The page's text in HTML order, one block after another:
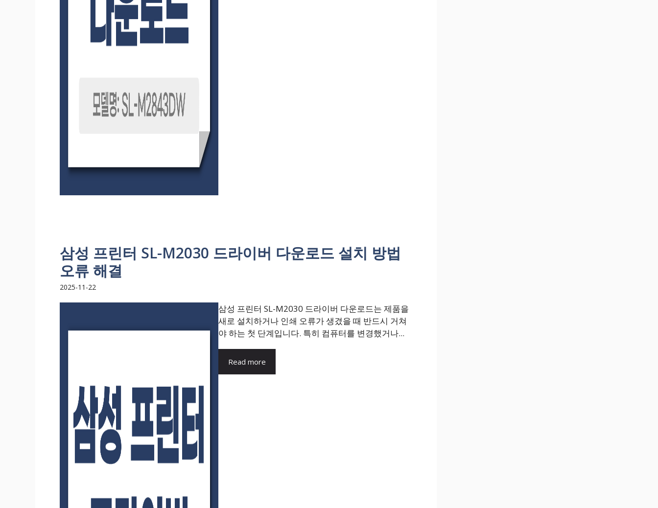
삼성 프린터 SL-M2030 드라이버 다운로드 설치 방법
오류 해결
2025-11-22
삼성 프린터 SL-M2030 드라이버 다운로드는 제품을
새로 설치하거나 인쇄 오류가 생겼을 때 반드시 거쳐
야 하는 첫 단계입니다. 특히 컴퓨터를 변경했거나...
Read more